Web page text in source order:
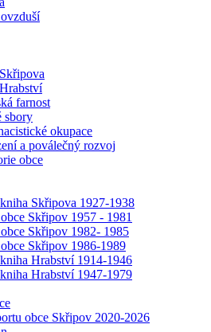
farnost
sbory
okupace
a poválečný rozvoj
obce
Skřipova 1927-1938
Skřipov 1957 - 1981
Skřipov 1982- 1985
Skřipov 1986-1989
Hrabství 1914-1946
Hrabství 1947-1979
obce Skřipov 2020-2026